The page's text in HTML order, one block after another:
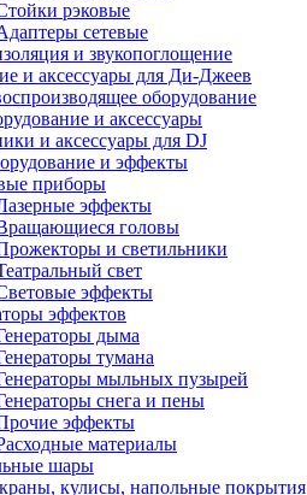
рэковые
сетевые
и звукопоглощение
и аксессуары для Ди-Джеев
оборудование
и аксессуары
и аксессуары для DJ
и эффекты
приборы
эффекты
головы
и светильники
свет
эффекты
эффектов
дыма
тумана
мыльных пузырей
снега и пены
эффекты
материалы
шары
кулисы, напольные покрытия